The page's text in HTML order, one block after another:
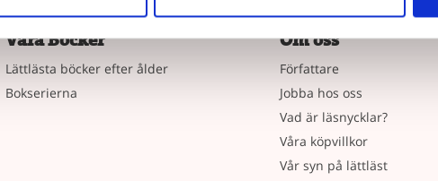
Våra Böcker
Lättlästa böcker efter ålder
Bokserierna
Om oss
Författare
Jobba hos oss
Vad är läsnycklar?
Våra köpvillkor
Vår syn på lättläst